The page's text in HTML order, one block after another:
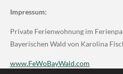
Impressum:
Private Ferienwohnung im
Bayerischen Wald von Karolina
www.FeWoBayWald.com